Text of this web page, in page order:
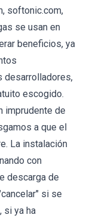
softonic.com,
se usan en
beneficios, ya
desarrolladores,
escogido.
imprudente de
a que el
La instalación
con
descarga de
si se
si ya ha